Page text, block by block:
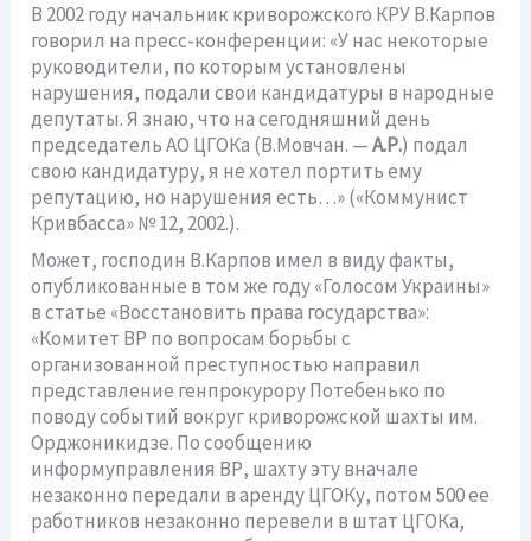
В 2002 году начальник криворожского КРУ В.Карпов
говорил на пресс-конференции: «У нас некоторые
руководители, по которым установлены
нарушения, подали свои кандидатуры в народные
депутаты. Я знаю, что на сегодняшний день
председатель АО ЦГОКа (В.Мовчан. —А.Р.) подал
свою кандидатуру, я не хотел портить ему
репутацию, но нарушения есть…» («Коммунист
Кривбасса» № 12, 2002.).
Может, господин В.Карпов имел в виду факты,
опубликованные в том же году «Голосом Украины»
в статье «Восстановить права государства»:
«Комитет ВР по вопросам борьбы с
организованной преступностью направил
представление генпрокурору Потебенько по
поводу событий вокруг криворожской шахты им.
Орджоникидзе. По сообщению
информуправления ВР, шахту эту вначале
незаконно передали в аренду ЦГОКу, потом 500 ее
работников незаконно перевели в штат ЦГОКа,